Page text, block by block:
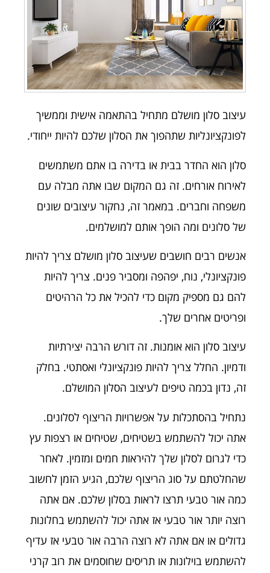
עיצוב סלון מושלם מתחיל בהתאמה אישית וממשיך
לפונקציונליות שתהפוך את הסלון שלכם להיות ייחודי.
סלון הוא החדר בבית או בדירה בו אתם משתמשים
לאירוח אורחים. זה גם המקום שבו אתה מבלה עם
משפחה וחברים. במאמר זה, נחקור עיצובים שונים
של סלונים ומה הופך אותם למושלמים.
אנשים רבים חושבים שעיצוב סלון מושלם צריך להיות
פונקציונלי, נוח, יפהפה ומסביר פנים. צריך להיות
להם גם מספיק מקום כדי להכיל את כל הרהיטים
ופריטים אחרים שלך.
עיצוב סלון הוא אומנות. זה דורש הרבה יצירתיות
ודמיון. החלל צריך להיות פונקציונלי ואסתטי. בחלק
זה, נדון בכמה טיפים לעיצוב הסלון המושלם.
נתחיל בהסתכלות על אפשרויות הריצוף לסלונים.
אתה יכול להשתמש בשטיחים, שטיחים או רצפות עץ
כדי לגרום לסלון שלך להיראות חמים ומזמין. לאחר
שהחלטתם על סוג הריצוף שלכם, הגיע הזמן לחשוב
כמה אור טבעי תרצו לראות בסלון שלכם. אם אתה
רוצה יותר אור טבעי אז אתה יכול להשתמש בחלונות
גדולים או אם אתה לא רוצה הרבה אור טבעי אז עדיף
להשתמש בוילונות או תריסים שחוסמים את רוב קרני